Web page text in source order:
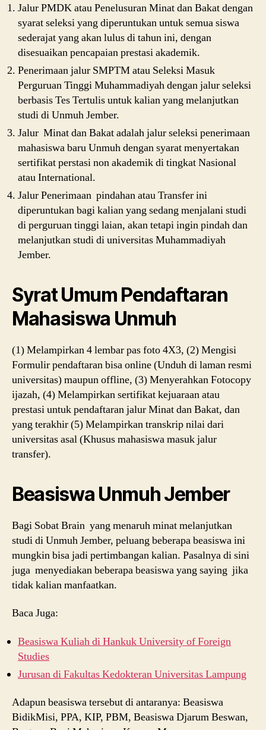
Jalur PMDK atau Penelusuran Minat dan Bakat dengan
syarat seleksi yang diperuntukan untuk semua siswa
sederajat yang akan lulus di tahun ini, dengan
disesuaikan pencapaian prestasi akademik.
Penerimaan jalur SMPTM atau Seleksi Masuk
Perguruan Tinggi Muhammadiyah dengan jalur seleksi
berbasis Tes Tertulis untuk kalian yang melanjutkan
studi di Unmuh Jember.
Jalur Minat dan Bakat adalah jalur seleksi penerimaan
mahasiswa baru Unmuh dengan syarat menyertakan
sertifikat perstasi non akademik di tingkat Nasional
atau International.
Jalur Penerimaan pindahan atau Transfer ini
diperuntukan bagi kalian yang sedang menjalani studi
di perguruan tinggi laian, akan tetapi ingin pindah dan
melanjutkan studi di universitas Muhammadiyah
Jember.
Syrat Umum Pendaftaran
Mahasiswa Unmuh
(1) Melampirkan 4 lembar pas foto 4X3, (2) Mengisi
Formulir pendaftaran bisa online (Unduh di laman resmi
universitas) maupun offline, (3) Menyerahkan Fotocopy
ijazah, (4) Melampirkan sertifikat kejuaraan atau
prestasi untuk pendaftaran jalur Minat dan Bakat, dan
yang terakhir (5) Melampirkan transkrip nilai dari
universitas asal (Khusus mahasiswa masuk jalur
transfer).
Beasiswa Unmuh Jember
Bagi Sobat Brain yang menaruh minat melanjutkan
studi di Unmuh Jember, peluang beberapa beasiswa ini
mungkin bisa jadi pertimbangan kalian. Pasalnya di sini
juga menyediakan beberapa beasiswa yang saying jika
tidak kalian manfaatkan.
Baca Juga:
Beasiswa Kuliah di Hankuk University of Foreign
Studies
Jurusan di Fakultas Kedokteran Universitas Lampung
Adapun beasiswa tersebut di antaranya: Beasiswa
BidikMisi, PPA, KIP, PBM, Beasiswa Djarum Beswan,